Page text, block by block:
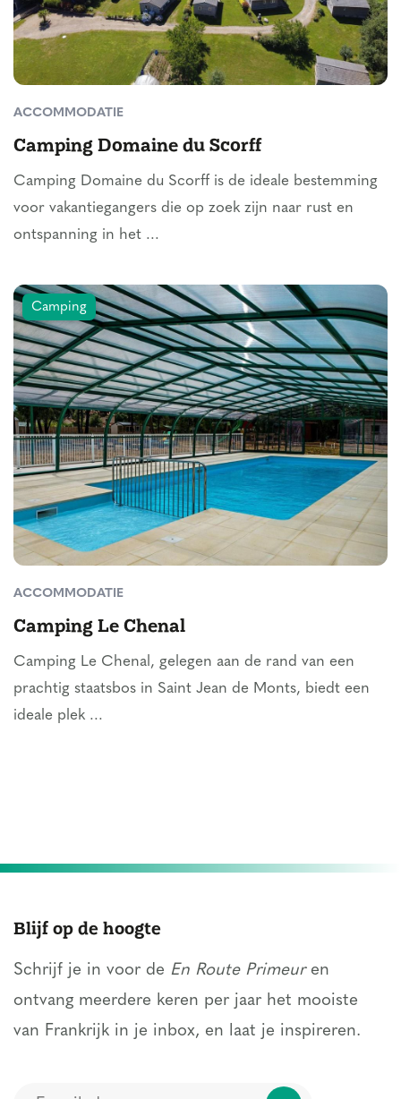
ACCOMMODATIE
Camping Domaine du Scorff
Camping Domaine du Scorff is de ideale bestemming
voor vakantiegangers die op zoek zijn naar rust en
ontspanning in het ...
Camping
ACCOMMODATIE
Camping Le Chenal
Camping Le Chenal, gelegen aan de rand van een
prachtig staatsbos in Saint Jean de Monts, biedt een
ideale plek ...
Blijf op de hoogte
Schrijf je in voor de En Route Primeuren
ontvang meerdere keren per jaar het mooiste
van Frankrijk in je inbox, en laat je inspireren.